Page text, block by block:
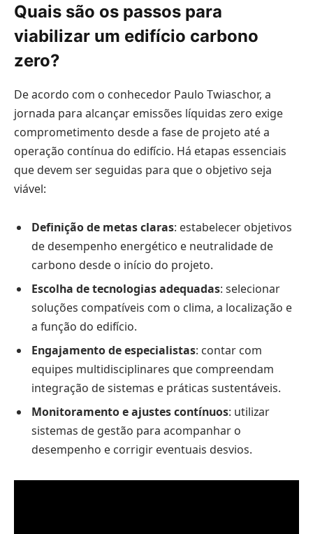
Quais são os passos para
viabilizar um edifício carbono
zero?
De acordo com o conhecedor Paulo Twiaschor, a
jornada para alcançar emissões líquidas zero exige
comprometimento desde a fase de projeto até a
operação contínua do edifício. Há etapas essenciais
que devem ser seguidas para que o objetivo seja
viável:
Definição de metas claras: estabelecer objetivos
de desempenho energético e neutralidade de
carbono desde o início do projeto.
Escolha de tecnologias adequadas: selecionar
soluções compatíveis com o clima, a localização e
a função do edifício.
Engajamento de especialistas: contar com
equipes multidisciplinares que compreendam
integração de sistemas e práticas sustentáveis.
Monitoramento e ajustes contínuos: utilizar
sistemas de gestão para acompanhar o
desempenho e corrigir eventuais desvios.